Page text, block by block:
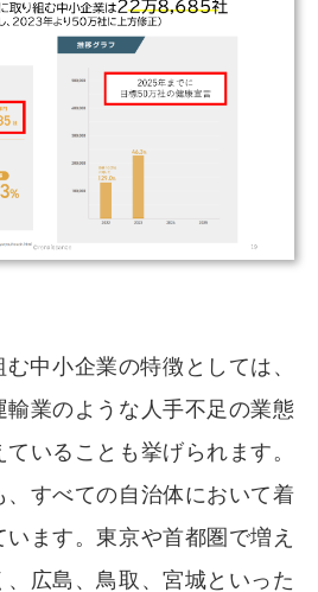
中小企業の特徴としては、
業のような人手不足の業態
いることも挙げられます。
すべての自治体において着
ます。東京や首都圏で増え
広島、鳥取、宮城といった